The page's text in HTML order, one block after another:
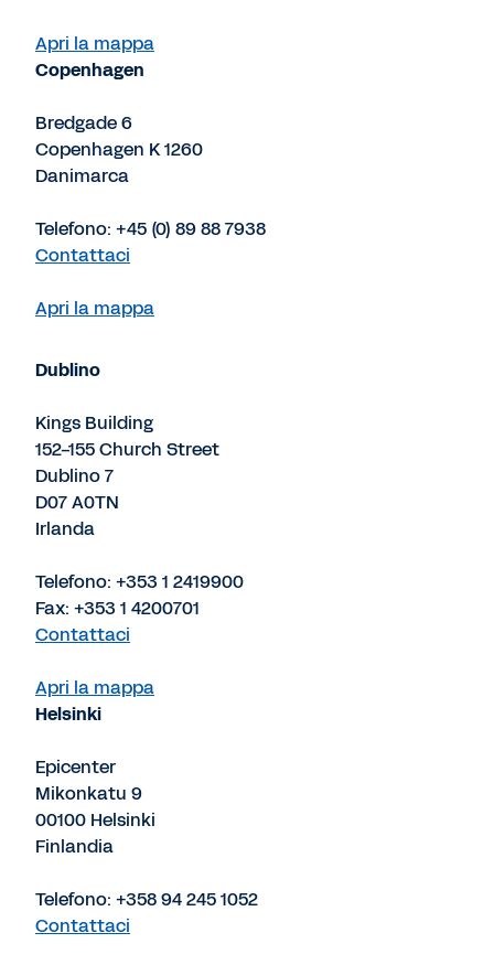
Apri la mappa
Copenhagen
Bredgade 6
Copenhagen K 1260
Danimarca
Telefono: +45 (0) 89 88 7938
Contattaci
Apri la mappa
Dublino
Kings Building
152-155 Church Street
Dublino 7
D07 A0TN
Irlanda
Telefono: +353 1 2419900
Fax: +353 1 4200701
Contattaci
Apri la mappa
Helsinki
Epicenter
Mikonkatu 9
00100 Helsinki
Finlandia
Telefono: +358 94 245 1052
Contattaci